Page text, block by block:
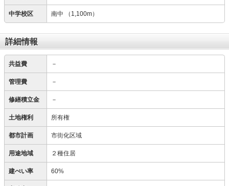
中学校区 南中 （1,100m）
詳細情報
共益費 －
管理費 －
修繕積立金 －
土地権利 所有権
都市計画 市街化区域
用途地域 ２種住居
建ぺい率 60%